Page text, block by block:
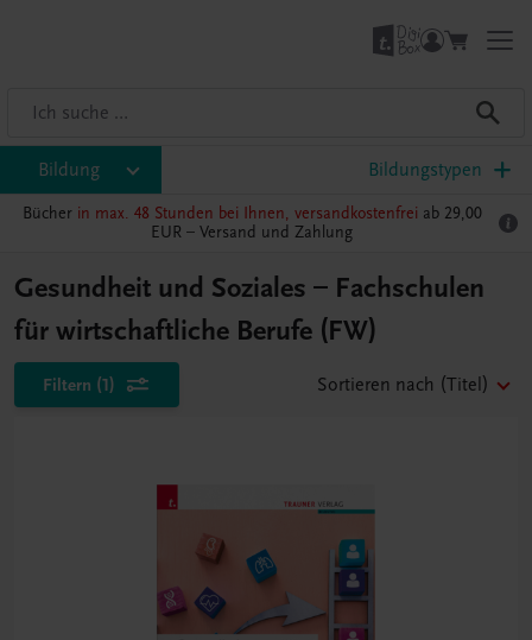
Bildung Bildungstypen
Bücher in max. 48 Stunden bei Ihnen, versandkostenfrei ab 29,00
EUR – Versand und Zahlung
Gesundheit und Soziales – Fachschulen
für wirtschaftliche Berufe (FW)
Filtern (1) Sortieren nach (Titel)